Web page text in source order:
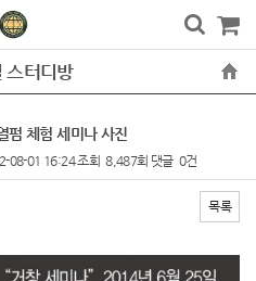
스터디방
펌 체험 세미나 사진
08-01 16:24조회 8,487회 댓글 0건
목록